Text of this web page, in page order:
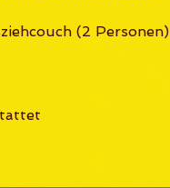
(2 Personen)